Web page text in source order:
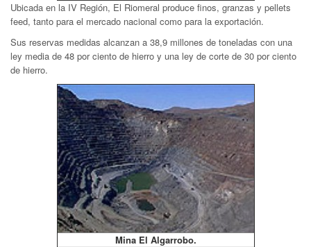
Ubicada en la IV Región, El Riomeral produce finos, granzas y pellets
feed, tanto para el mercado nacional como para la exportación.
Sus reservas medidas alcanzan a 38,9 millones de toneladas con una
ley media de 48 por ciento de hierro y una ley de corte de 30 por ciento
de hierro.
Mina El Algarrobo.